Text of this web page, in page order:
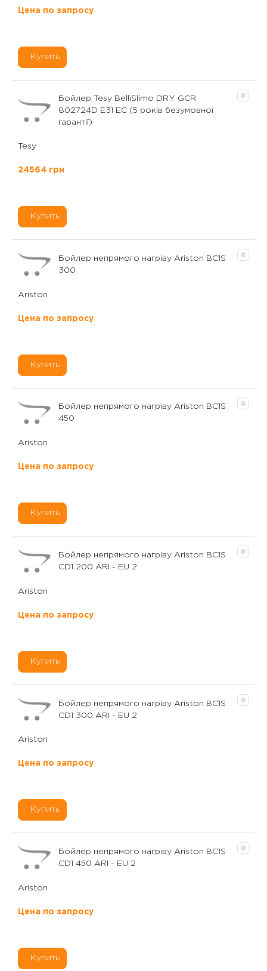
Цена по запросу
Купить
Бойлер Tesy BelliSlimo DRY GCR
802724D E31 EC (5 років безумовної
гарантії)
Tesy
24564 грн
Купить
Бойлер непрямого нагріву Ariston BC1S
300
Ariston
Цена по запросу
Купить
Бойлер непрямого нагріву Ariston BC1S
450
Ariston
Цена по запросу
Купить
Бойлер непрямого нагріву Ariston BC1S
CD1 200 ARI - EU 2
Ariston
Цена по запросу
Купить
Бойлер непрямого нагріву Ariston BC1S
CD1 300 ARI - EU 2
Ariston
Цена по запросу
Купить
Бойлер непрямого нагріву Ariston BC1S
CD1 450 ARI - EU 2
Ariston
Цена по запросу
Купить